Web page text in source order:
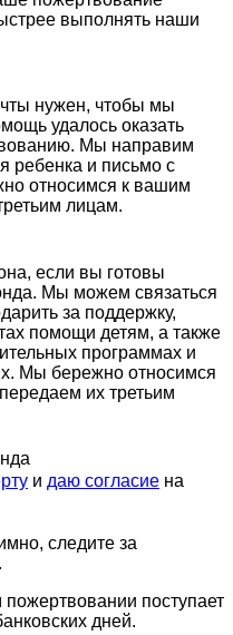
выполнять наши
нужен, чтобы мы
удалось оказать
Мы направим
ребенка и письмо с
относимся к вашим
лицам.
если вы готовы
Мы можем связаться
за поддержку,
помощи детям, а также
программах и
Мы бережно относимся
их третьим
и даю согласие на
следите за
поступает
дней.